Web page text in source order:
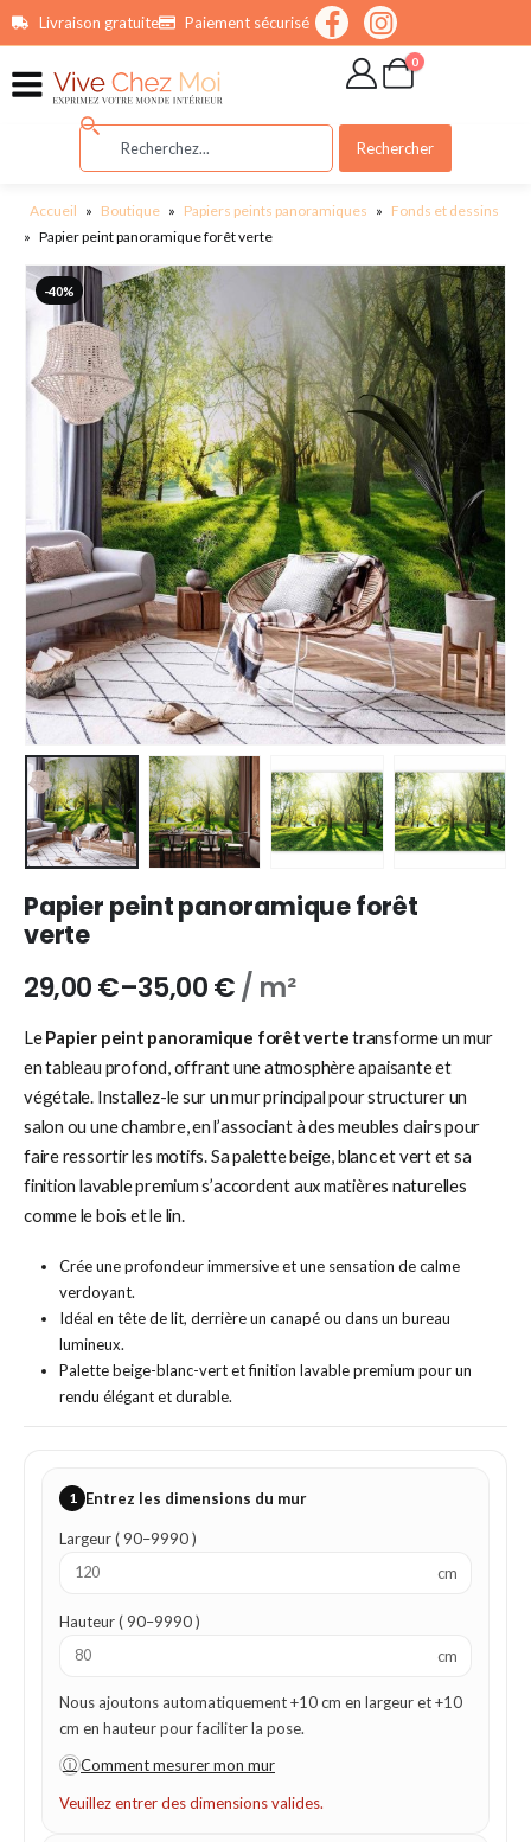
principalLivraison gratuite Paiement sécurisé
0
Rechercher
Accueil » Boutique » Papiers peints panoramiques » Fonds et dessins
» Papier peint panoramique forêt verte
-40%
Papier peint panoramique forêt
verte
29,00€–35,00€/ m²
LePapier peint panoramique forêt vertetransforme un mur
en tableau profond, offrant une atmosphère apaisante et
végétale. Installez-le sur un mur principal pour structurer un
salon ou une chambre, en l’associant à des meubles clairs pour
faire ressortir les motifs. Sa palette beige, blanc et vert et sa
finition lavable premium s’accordent aux matières naturelles
comme le bois et le lin.
Crée une profondeur immersive et une sensation de calme
verdoyant.
Idéal en tête de lit, derrière un canapé ou dans un bureau
lumineux.
Palette beige-blanc-vert et finition lavable premium pour un
rendu élégant et durable.
1 Entrez les dimensions du mur
Largeur ( 90–9990 )
cm
Hauteur ( 90–9990 )
cm
Nous ajoutons automatiquement +10 cm en largeur et +10
cm en hauteur pour faciliter la pose.
ⓘ Comment mesurer mon mur
Veuillez entrer des dimensions valides.